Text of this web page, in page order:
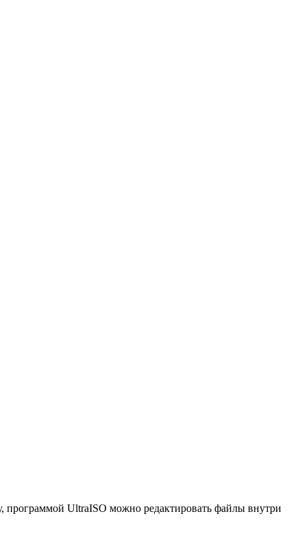
UltraISO можно редактировать файлы внутри